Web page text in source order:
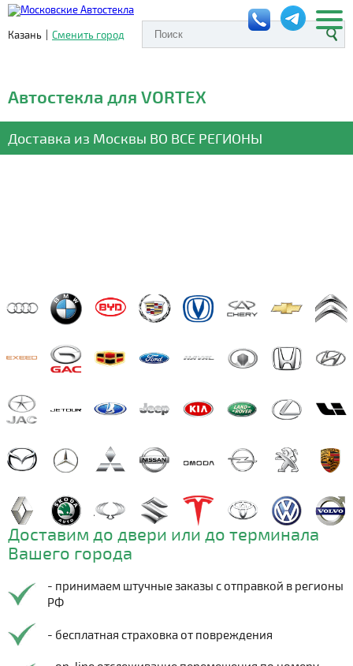
Казань | Сменить город
Автостекла для VORTEX
Доставка из Москвы ВО ВСЕ РЕГИОНЫ
Доставим до двери или до терминала
Вашего города
- принимаем штучные заказы с отправкой в регионы
РФ
- бесплатная страховка от повреждения